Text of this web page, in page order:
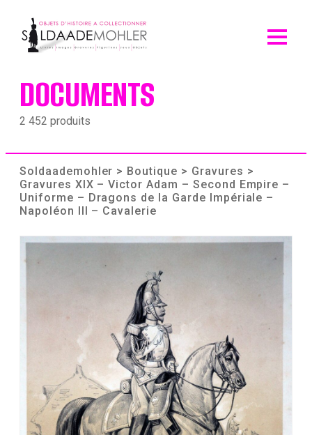
content
DOCUMENTS
2 452 produits
Soldaademohler > Boutique > Gravures >
Gravures XIX – Victor Adam – Second Empire –
Uniforme – Dragons de la Garde Impériale –
Napoléon III – Cavalerie